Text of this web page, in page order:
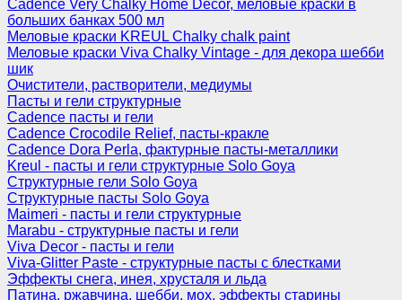
Cadence Very Chalky Home Decor, меловые краски в
больших банках 500 мл
Меловые краски KREUL Chalky chalk paint
Меловые краски Viva Chalky Vintage - для декора шебби
шик
Очистители, растворители, медиумы
Пасты и гели структурные
Cadence пасты и гели
Cadence Crocodile Relief, пасты-кракле
Cadence Dora Perla, фактурные пасты-металлики
Kreul - пасты и гели структурные Solo Goya
Структурные гели Solo Goya
Структурные пасты Solo Goya
Maimeri - пасты и гели структурные
Marabu - структурные пасты и гели
Viva Decor - пасты и гели
Viva-Glitter Paste - структурные пасты с блестками
Эффекты снега, инея, хрусталя и льда
Патина, ржавчина, шебби, мох, эффекты старины